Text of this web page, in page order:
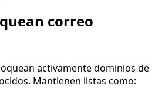
correo
activamente dominios de
Mantienen listas como: